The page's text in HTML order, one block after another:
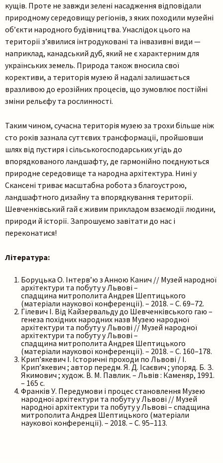
кущів. Проте не завжди зелені насадження відповідали
природному середовищу регіонів, з яких походили музейні
об’єкти народного будівництва. Унаслідок цього на
території з’явилися інтродуковані та інвазивні види —
наприклад, канадський дуб, який не є характерним для
українських земель. Природа також вносила свої
корективи, а територія музею й надалі залишається
вразливою до ерозійних процесів, що зумовлює постійні
зміни рельєфу та рослинності.
Таким чином, сучасна територія музею за трохи більше ніж
сто років зазнала суттєвих трансформації, пройшовши
шлях від пустиря і сільськогосподарських угідь до
впорядкованого ландшафту, де гармонійно поєднуються
природне середовище та народна архітектура. Нині у
Скансені триває масштабна робота з благоустрою,
ландшафтного дизайну та впорядкування території.
Шевченківський гай є живим прикладом взаємодії людини,
природи й історії. Запрошуємо завітати до нас і
переконатися!
Література:
Боруцька О. Інтерв’ю з Анною Канич // Музей народної
архітектури та побуту у Львові –
спадщина митрополита Андрея Шептицького
(матеріали наукової конференції). – 2018. – С. 69–72.
Гілевич І. Від Кайзервальду до Шевченківського гаю –
генеза похідних народних назв Музею народної
архітектури та побуту у Львові // Музей народної
архітектури та побуту у Львові –
спадщина митрополита Андрея Шептицького
(матеріали наукової конференції). – 2018. – С. 160–178.
Крип’якевич І. Історичні проходи по Львові / І.
Крип’якевич ; автор передм. Я. Д. Ісаєвич ; упоряд. Б. З.
Якимович ; худож. В. М. Павлик. – Львів : Каменяр, 1991.
– 165 с.
Франків У. Передумови і процес становлення Музею
народної архітектури та побуту у Львові // Музей
народної архітектури та побуту у Львові – спадщина
митрополита Андрея Шептицького (матеріали
наукової конференції). – 2018. – С. 95–113.